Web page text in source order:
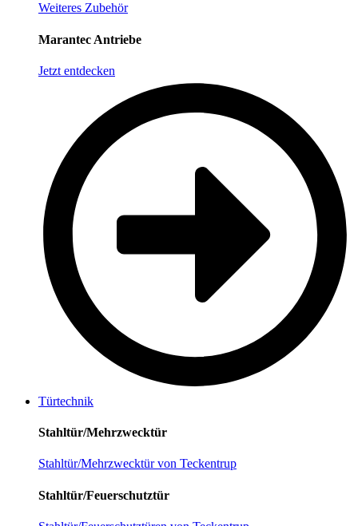
Weiteres Zubehör
Marantec Antriebe
Jetzt entdecken
Türtechnik
Stahltür/Mehrzwecktür
Stahltür/Mehrzwecktür von Teckentrup
Stahltür/Feuerschutztür